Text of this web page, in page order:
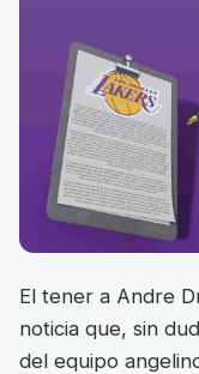
El tener a Andre
noticia que, sin
del equipo